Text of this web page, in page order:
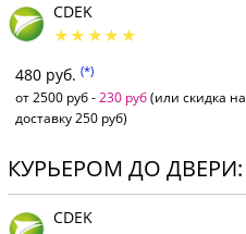
CDEK
480 руб. (*)
от 2500 руб -230 руб(или скидка на
доставку 250 руб)
КУРЬЕРОМ ДО ДВЕРИ:
CDEK